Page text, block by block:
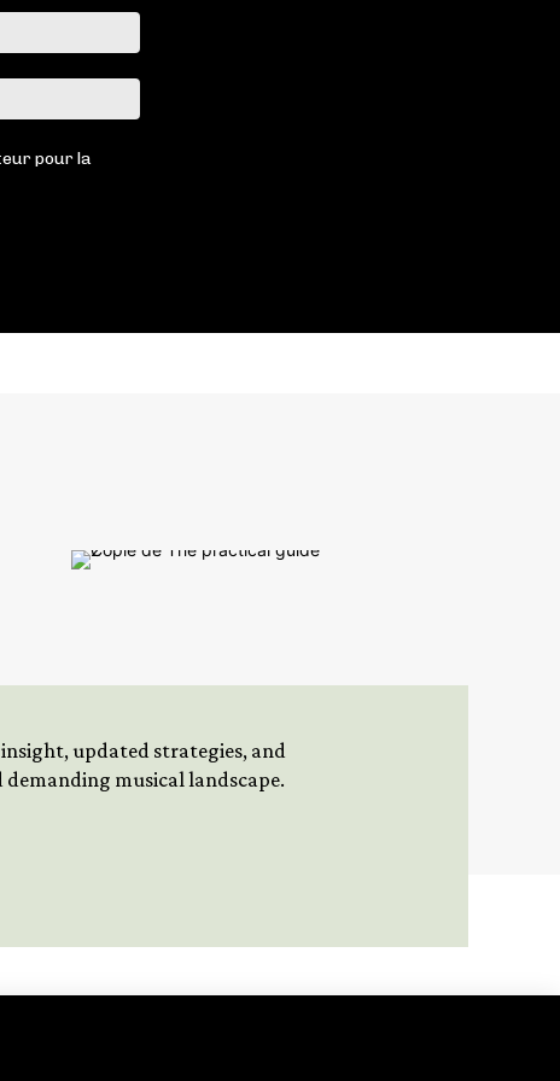
:*
:
pour la
updated strategies, and
musical landscape.